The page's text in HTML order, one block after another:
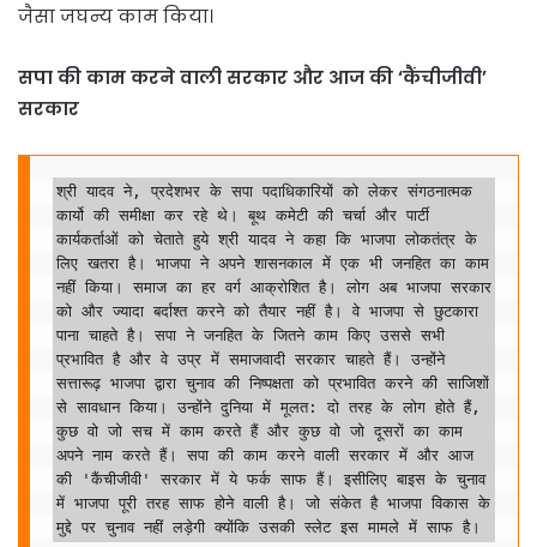
जैसा जघन्य काम किया।
सपा की काम करने वाली सरकार और आज की ‘कैंचीजीवी’
सरकार
श्री यादव ने, प्रदेशभर के सपा पदाधिकारियों को लेकर संगठनात्मक
कार्यो की समीक्षा कर रहे थे। बूथ कमेटी की चर्चा और पार्टी
कार्यकर्ताओं को चेताते हुये श्री यादव ने कहा कि भाजपा लोकतंत्र के
लिए खतरा है। भाजपा ने अपने शासनकाल में एक भी जनहित का काम
नहीं किया। समाज का हर वर्ग आक्रोशित है। लोग अब भाजपा सरकार
को और ज्यादा बर्दाश्त करने को तैयार नहीं है। वे भाजपा से छुटकारा
पाना चाहते है। सपा ने जनहित के जितने काम किए उससे सभी
प्रभावित है और वे उप्र में समाजवादी सरकार चाहते हैं। उन्होंने
सत्तारूढ़ भाजपा द्वारा चुनाव की निष्पक्षता को प्रभावित करने की साजिशों
से सावधान किया। उन्होंने दुनिया में मूलत: दो तरह के लोग होते हैं,
कुछ वो जो सच में काम करते हैं और कुछ वो जो दूसरों का काम
अपने नाम करते हैं। सपा की काम करने वाली सरकार में और आज
की 'कैंचीजीवी' सरकार में ये फर्क साफ हैं। इसीलिए बाइस के चुनाव
में भाजपा पूरी तरह साफ होने वाली है। जो संकेत है भाजपा विकास के